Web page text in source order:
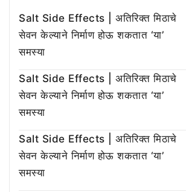
Salt Side Effects | अतिरिक्त मिठाचे
सेवन केल्याने निर्माण होऊ शकतात ‘या’
समस्या
Salt Side Effects | अतिरिक्त मिठाचे
सेवन केल्याने निर्माण होऊ शकतात ‘या’
समस्या
Salt Side Effects | अतिरिक्त मिठाचे
सेवन केल्याने निर्माण होऊ शकतात ‘या’
समस्या